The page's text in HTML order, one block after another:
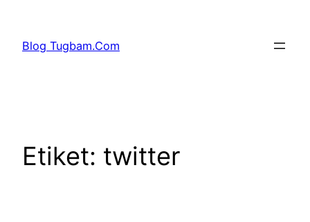
Blog Tugbam.Com
Etiket: twitter